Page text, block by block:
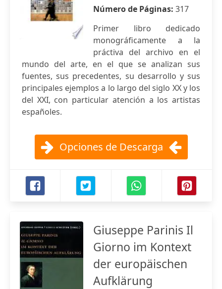
Número de Páginas: 317
Primer libro dedicado
monográficamente a la
práctiva del archivo en el
mundo del arte, en el que se analizan sus
fuentes, sus precedentes, su desarrollo y sus
principales ejemplos a lo largo del siglo XX y los
del XXI, con particular atención a los artistas
españoles.
Opciones de Descarga
Giuseppe Parinis Il
Giorno im Kontext
der europäischen
Aufklärung